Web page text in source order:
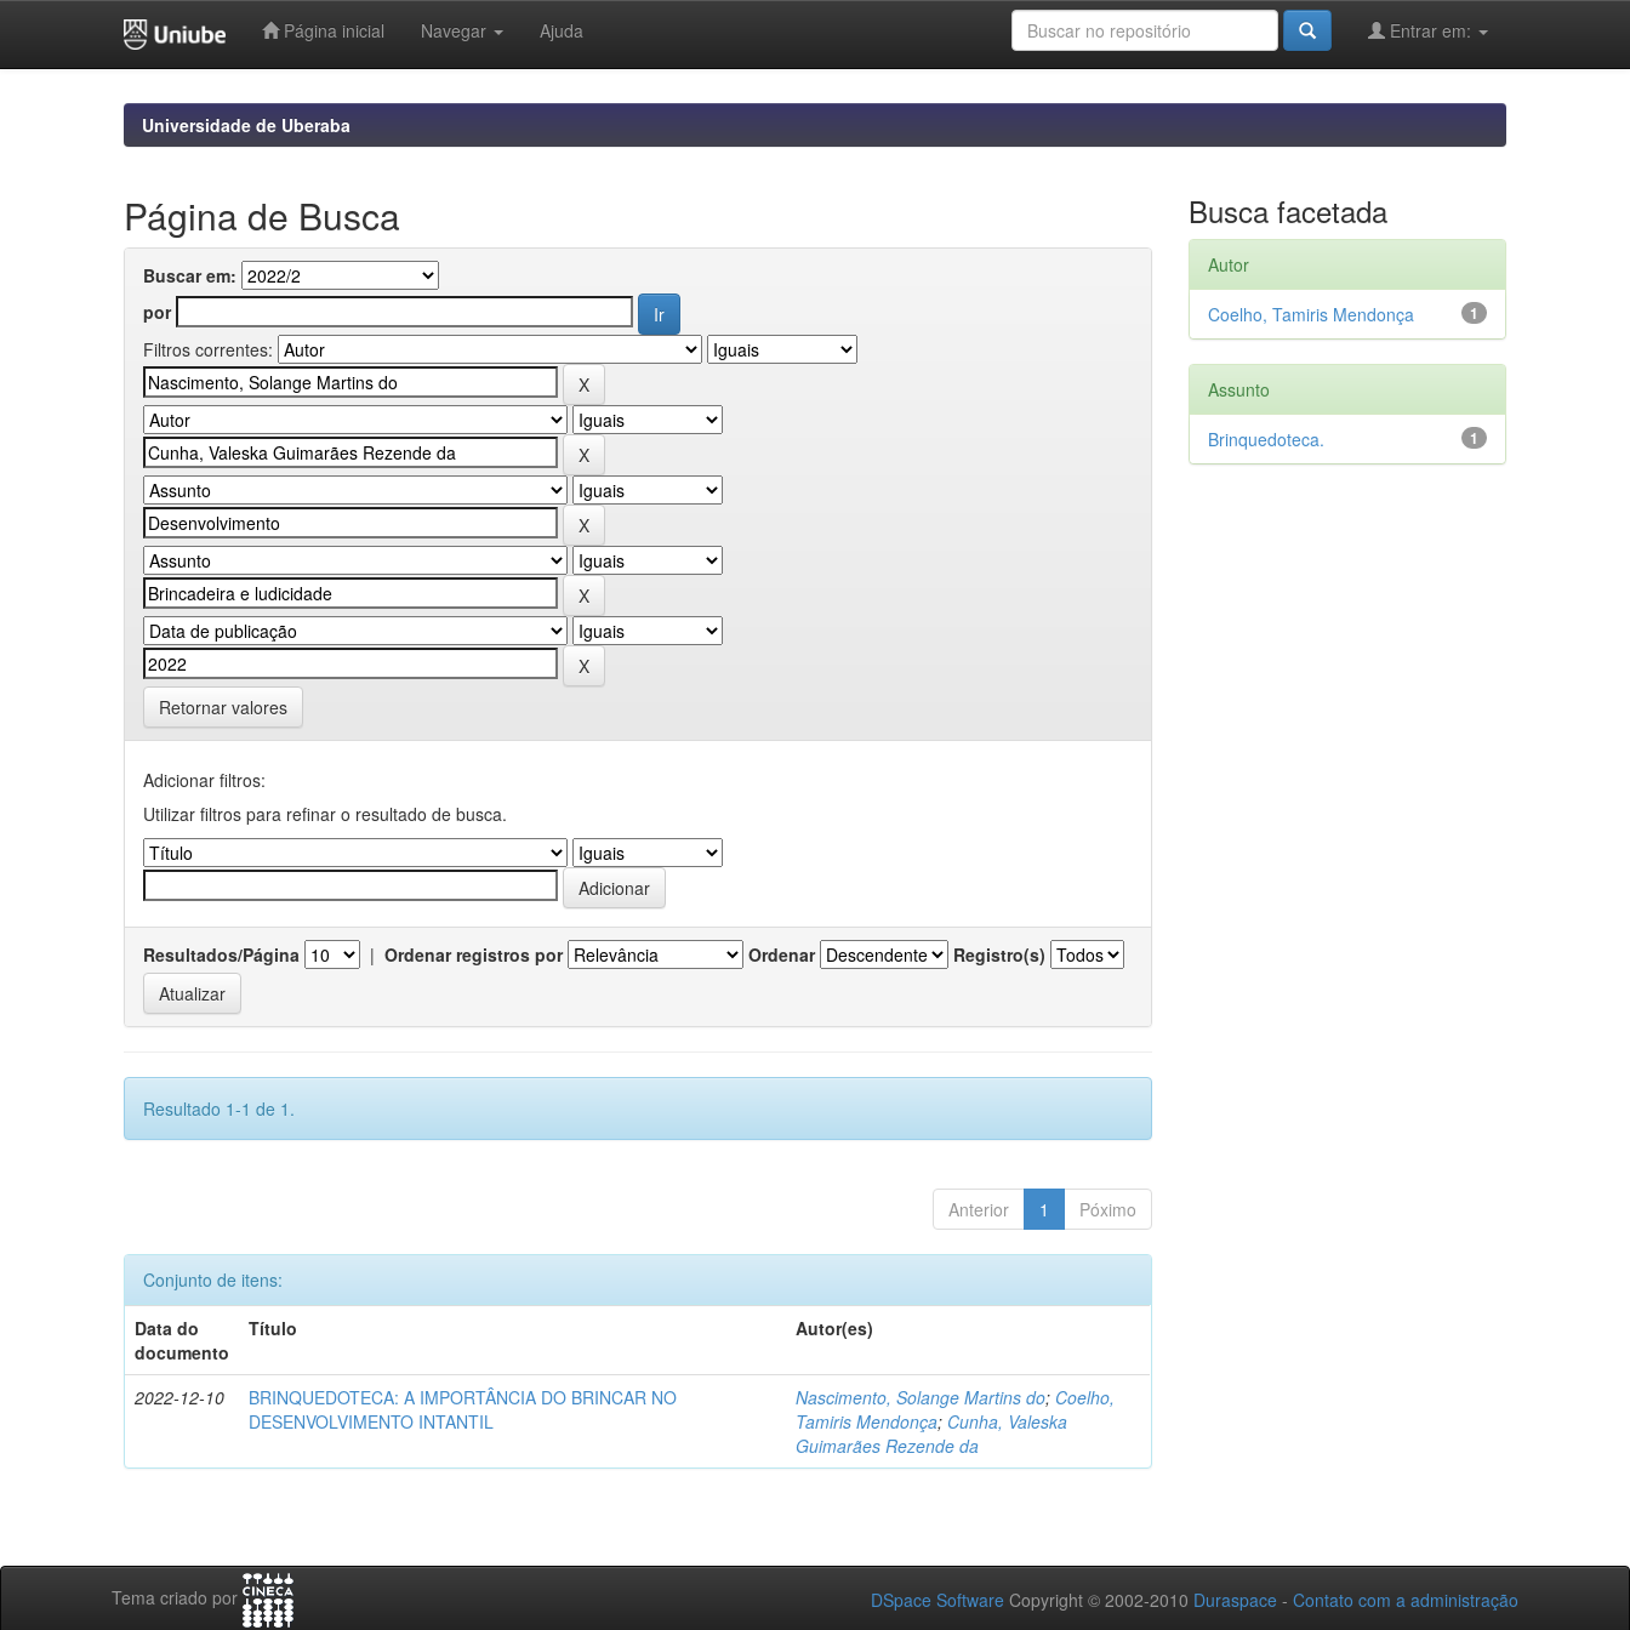
Página inicial Navegar Ajuda Entrar em:
Universidade de Uberaba
Página de Busca
Buscar em:
por
Filtros correntes:
Retornar valores
Adicionar filtros:
Utilizar filtros para refinar o resultado de busca.
Resultados/Página | Ordenar registros por Ordenar Registro(s)
Resultado 1-1 de 1.
Anterior 1 Póximo
Conjunto de itens:
Data do
documento
Título Autor(es)
2022-12-10
BRINQUEDOTECA: A IMPORTÂNCIA DO BRINCAR NO
DESENVOLVIMENTO INTANTIL
Nascimento, Solange Martins do; Coelho,
Tamiris Mendonça; Cunha, Valeska
Guimarães Rezende da
Busca facetada
Autor
1
Coelho, Tamiris Mendonça
Assunto
1
Brinquedoteca.
Tema criado por DSpace Software Copyright © 2002-2010 Duraspace - Contato com a administração